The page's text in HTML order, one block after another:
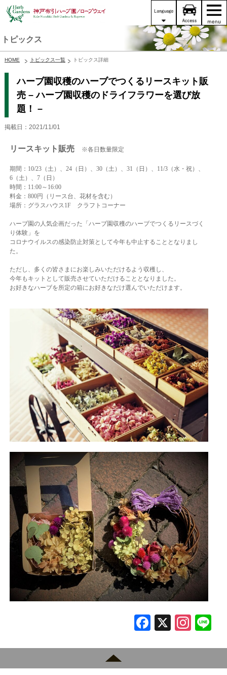
トピックス
HOME トピックス一覧 トピックス詳細
ハーブ園収穫のハーブでつくるリースキット販
売 – ハーブ園収穫のドライフラワーを選び放
題！ –
掲載日：2021/11/01
リースキット販売 ※各日数量限定
期間：10/23（土）、24（日）、30（土）、31（ 日）、11/3（水・祝）、
6（土）、7（日）
時間：11:00～16:00
料金：800円（リース台、花材を含む）
場所：グラスハウス1F クラフトコーナー
ハーブ園の人気企画だった「ハーブ園収穫のハーブでつくるリースづく
り体験」を
コロナウイルスの感染防止対策として今年も中止することとなりまし
た。
ただし、多くの皆さまにお楽しみいただけるよう収穫し、
今年もキットとして販売させていただけることとなりました。
お好きなハーブを所定の箱にお好きなだけ選んでいただけます。
F
e
X In
gr